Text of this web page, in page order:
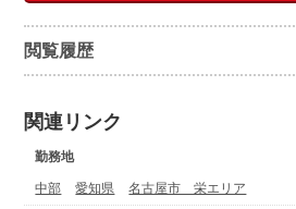
閲覧履歴
関連リンク
勤務地
中部 愛知県 名古屋市 栄エリア